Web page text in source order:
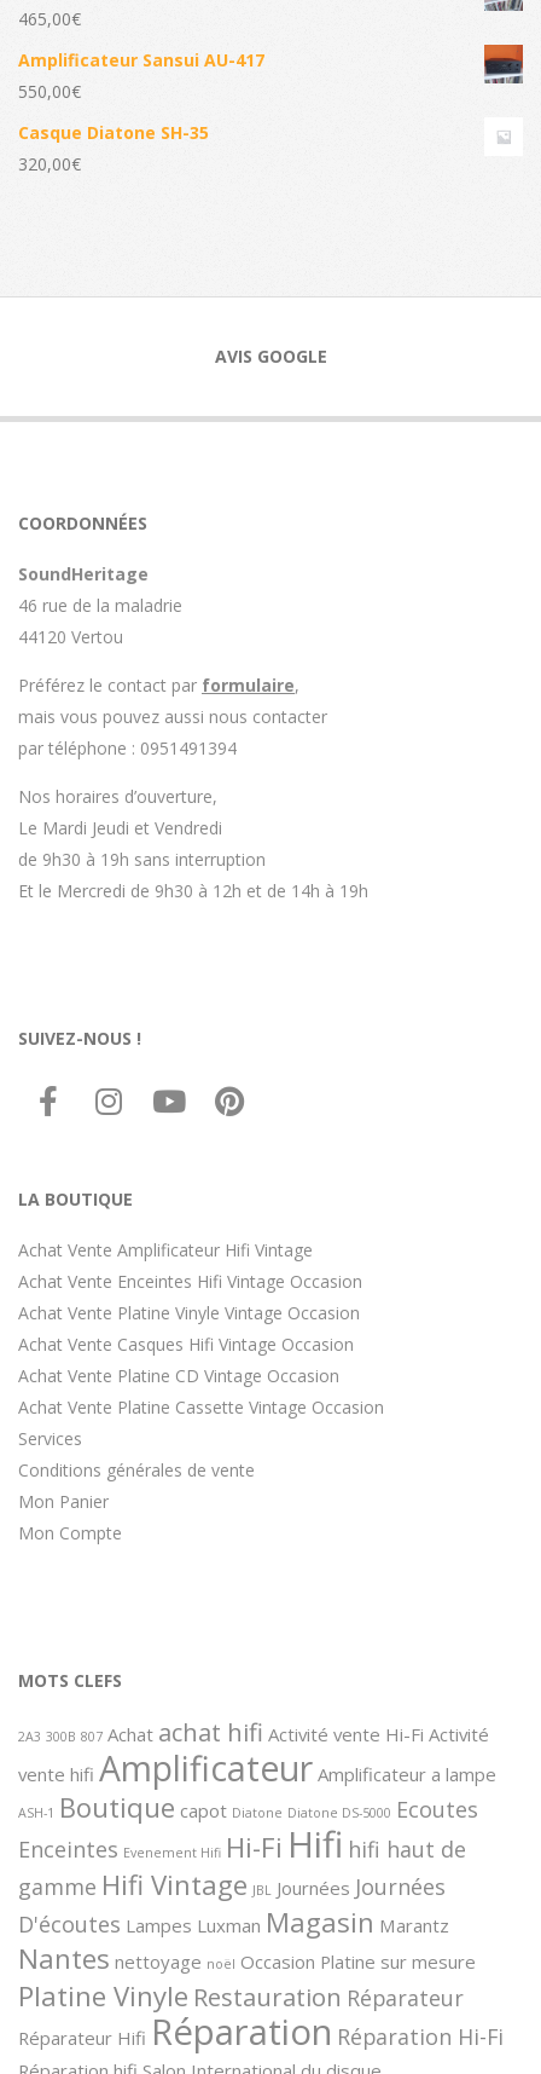
465,00€
Amplificateur Sansui AU-417
550,00€
Casque Diatone SH-35
320,00€
AVIS GOOGLE
COORDONNÉES
SoundHeritage
46 rue de la maladrie
44120 Vertou
Préférez le contact par formulaire,
mais vous pouvez aussi nous contacter
par téléphone : 0951491394
Nos horaires d’ouverture,
Le Mardi Jeudi et Vendredi
de 9h30 à 19h sans interruption
Et le Mercredi de 9h30 à 12h et de 14h à 19h
SUIVEZ-NOUS !
LA BOUTIQUE
Achat Vente Amplificateur Hifi Vintage
Achat Vente Enceintes Hifi Vintage Occasion
Achat Vente Platine Vinyle Vintage Occasion
Achat Vente Casques Hifi Vintage Occasion
Achat Vente Platine CD Vintage Occasion
Achat Vente Platine Cassette Vintage Occasion
Services
Conditions générales de vente
Mon Panier
Mon Compte
MOTS CLEFS
2A3 300B 807 Achat achat hifi Activité vente Hi-Fi Activité
vente hifi Amplificateur Amplificateur a lampe
ASH-1 Boutique capot Diatone Diatone DS-5000 Ecoutes
Enceintes Evenement Hifi Hi-Fi Hifi hifi haut de
gamme Hifi Vintage JBL Journées Journées
D'écoutes Lampes Luxman Magasin Marantz
Nantes nettoyage noël Occasion Platine sur mesure
Platine Vinyle Restauration Réparateur
Réparateur Hifi Réparation Réparation Hi-Fi